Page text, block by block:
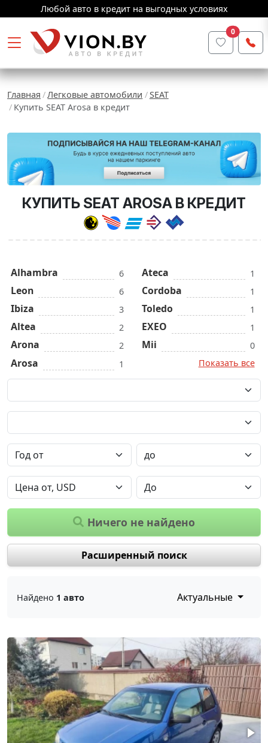
Любой авто в кредит на выгодных условиях
0
Главная Легковые автомобили
SEAT
Купить SEAT Arosa в кредит
КУПИТЬ SEAT AROSA В КРЕДИТ
Alhambra 6
Leon 6
Ibiza 3
Altea 2
Arona 2
Arosa 1
Ateca 1
Cordoba 1
Toledo 1
EXEO 1
Mii
0
Показать все
Ничего не найдено
Расширенный поиск
Найдено 1 авто Актуальные